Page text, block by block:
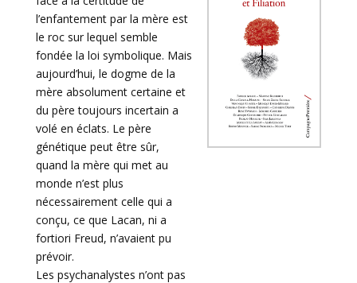
l’enfantement par la mère est
le roc sur lequel semble
fondée la loi symbolique. Mais
aujourd’hui, le dogme de la
mère absolument certaine et
du père toujours incertain a
volé en éclats. Le père
génétique peut être sûr,
quand la mère qui met au
monde n’est plus
nécessairement celle qui a
conçu, ce que Lacan, ni a
fortiori Freud, n’avaient pu
prévoir.
Les psychanalystes n’ont pas